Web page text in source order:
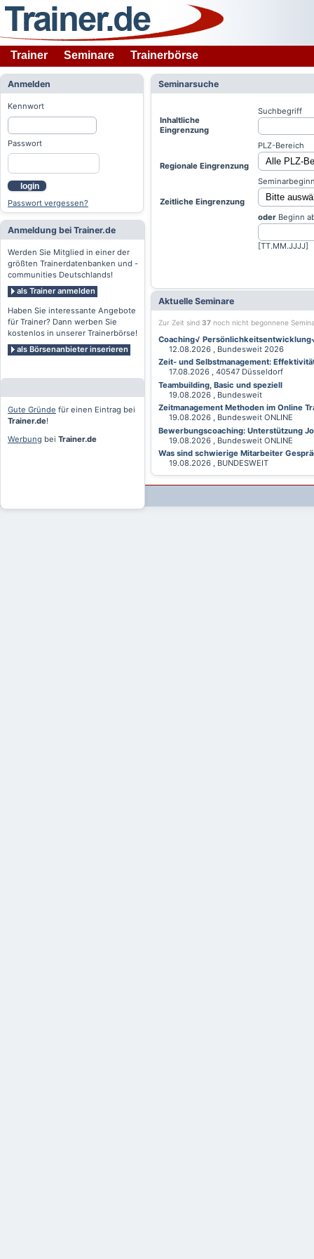
Trainer Seminare Trainerbörse
Anmelden
Kennwort
Passwort
login
Passwort vergessen?
Anmeldung bei Trainer.de
Werden Sie Mitglied in einer der
größten Trainerdatenbanken und -
communities Deutschlands!
als Trainer anmelden
Haben Sie interessante Angebote
für Trainer? Dann werben Sie
kostenlos in unserer Trainerbörse!
als Börsenanbieter inserieren
Gute Gründe für einen Eintrag bei
Trainer.de!
Werbung bei Trainer.de
Seminarsuche
Inhaltliche
Eingrenzung
Suchbegriff
Regionale Eingrenzung
PLZ-Bereich
Zeitliche Eingrenzung
oder Beginn
[TT.MM.JJJJ]
Aktuelle Seminare
Zur Zeit sind 37 noch nicht begonnene
Coaching√
12.08.2026 , Bundesweit 2026
Zeit- und Selbstmanagement:
17.08.2026 , 40547 Düsseldorf
Teambuilding, Basic und speziell
19.08.2026 , Bundesweit
Zeitmanagement Methoden im Online
19.08.2026 , Bundesweit ONLINE
Bewerbungscoaching: Unterstützung
19.08.2026 , Bundesweit ONLINE
Was sind schwierige Mitarbeiter
19.08.2026 , BUNDESWEIT